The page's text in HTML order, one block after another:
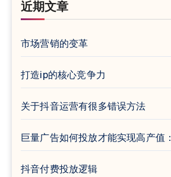
近期文章
市场营销的变革
打造ip的核心竞争力
关于抖音运营有很多错误方法
巨量广告如何投放才能实现高产值：
抖音付费投放逻辑